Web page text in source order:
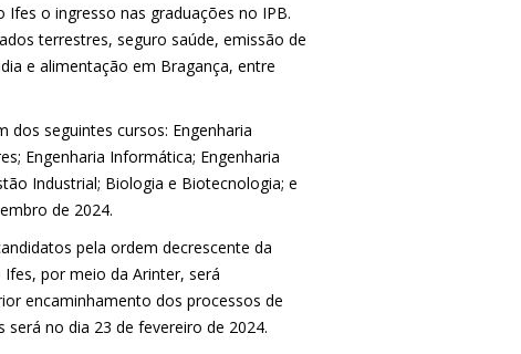
o ingresso nas graduações no IPB.
terrestres, seguro saúde, emissão de
e alimentação em Bragança, entre
dos seguintes cursos: Engenharia
Engenharia Informática; Engenharia
Industrial; Biologia e Biotecnologia; e
de 2024.
pela ordem decrescente da
por meio da Arinter, será
encaminhamento dos processos de
no dia 23 de fevereiro de 2024.